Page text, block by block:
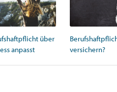
über
anpasst
versichern?